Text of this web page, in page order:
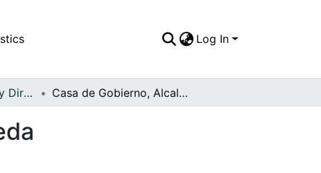
Log In
APFFVC - Políticos y Dirigentes - Patrimonial Casa de Gobierno, Alcalde Raúl y Oscar Sepulveda